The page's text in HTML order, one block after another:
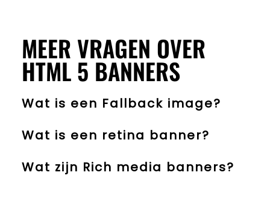
MEER VRAGEN OVER
HTML 5 BANNERS
Wat is een Fallback image?
Wat is een retina banner?
Wat zijn Rich media banners?